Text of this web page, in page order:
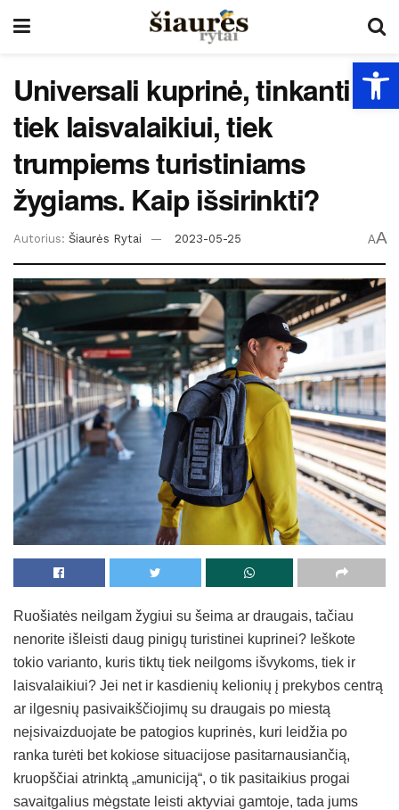
Universali kuprinė, tinkanti
tiek laisvalaikiui, tiek
trumpiems turistiniams
žygiams. Kaip išsirinkti?
Autorius: Šiaurės Rytai 2023-05-25 AA
Ruošiatės neilgam žygiui su šeima ar draugais, tačiau
nenorite išleisti daug pinigų turistinei kuprinei? Ieškote
tokio varianto, kuris tiktų tiek neilgoms išvykoms, tiek ir
laisvalaikiui? Jei net ir kasdienių kelionių į prekybos centrą
ar ilgesnių pasivaikščiojimų su draugais po miestą
neįsivaizduojate be patogios kuprinės, kuri leidžia po
ranka turėti bet kokiose situacijose pasitarnausiančią,
kruopščiai atrinktą „amuniciją“, o tik pasitaikius progai
savaitgalius mėgstate leisti aktyviai gamtoje, tada jums